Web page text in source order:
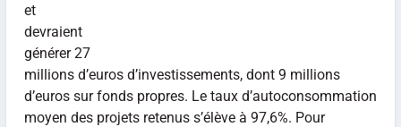
et
devraient
générer 27
millions d’euros d’investissements, dont 9 millions
d’euros sur fonds propres. Le taux d’autoconsommation
moyen des projets retenus s’élève à 97,6%. Pour